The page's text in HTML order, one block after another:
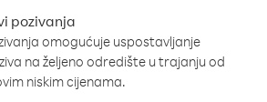
pozivanja
omogućuje uspostavljanje
na željeno odredište u trajanju od
niskim cijenama.